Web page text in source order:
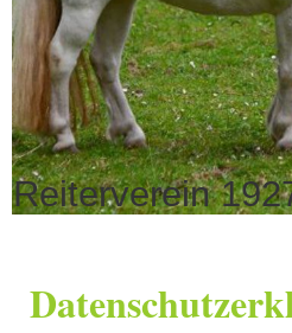
Reiterverein